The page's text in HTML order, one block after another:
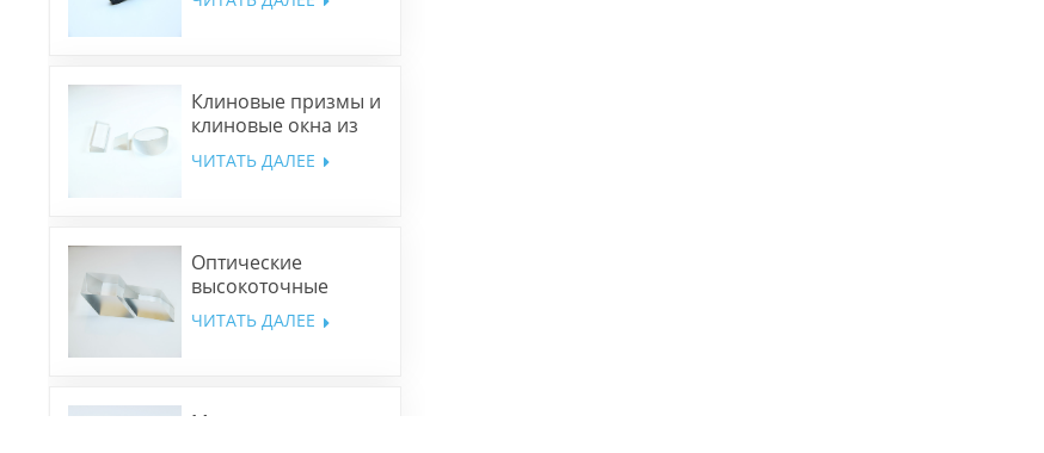
Клиновые призмы и
клиновые окна из
N-BK7 и плавленого
кварца
ЧИТАТЬ ДАЛЕЕ
Оптические
высокоточные
ромбовидные
призмы
ЧИТАТЬ ДАЛЕЕ
Многополосные